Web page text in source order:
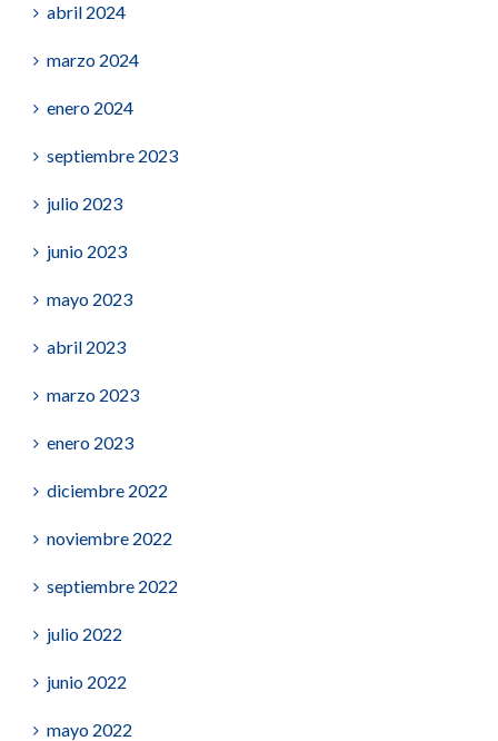
abril 2024
marzo 2024
enero 2024
septiembre 2023
julio 2023
junio 2023
mayo 2023
abril 2023
marzo 2023
enero 2023
diciembre 2022
noviembre 2022
septiembre 2022
julio 2022
junio 2022
mayo 2022